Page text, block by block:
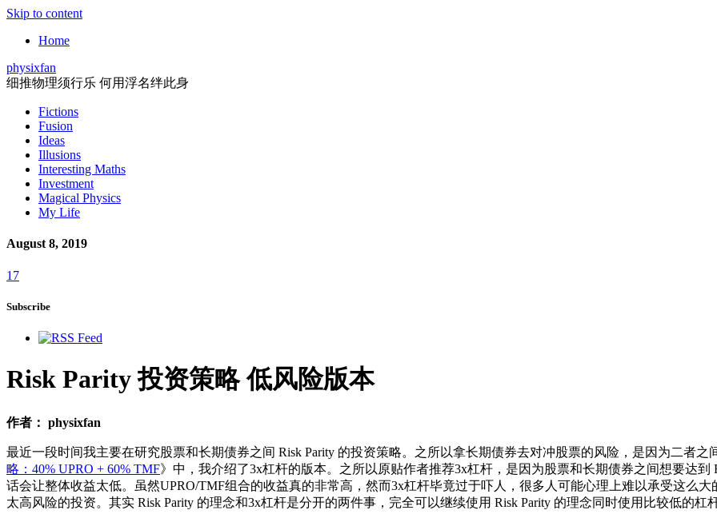
Skip to content
Home
physixfan
细推物理须行乐 何用浮名绊此身
Fictions
Fusion
Ideas
Illusions
Interesting Maths
Investment
Magical Physics
My Life
August 8, 2019
17
Subscribe
Risk Parity 投资策略 低风险版本
作者： physixfan
最近一段时间我主要在研究股票和长期债券之间 Risk Parity 的投资策略。之所以拿长期债券去对冲股票的风险，是因为二者之
略：40% UPRO + 60% TMF》中，我介绍了3x杠杆的版本。之所以原贴作者推荐3x杠杆，是因为股票和长期债券之间想要达
话会让整体收益太低。虽然UPRO/TMF组合的收益真的非常高，然而3x杠杆毕竟过于吓人，很多人可能心理上难以承受这么
太高风险的投资。其实 Risk Parity 的理念和3x杠杆是分开的两件事，完全可以继续使用 Risk Parity 的理念同时使用比较低的杠